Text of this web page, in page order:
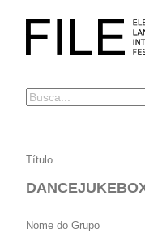
FILE
FESTIVAL
Título
Nome do Grupo